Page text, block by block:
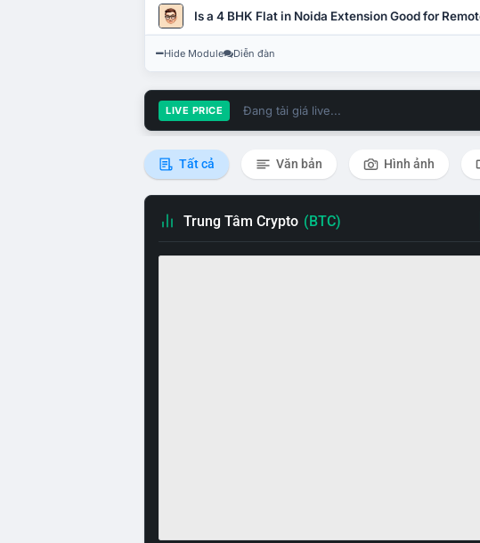
Is a 4 BHK Flat in Noida Extension Good for
Hide Module Diễn đàn
LIVE PRICE Đang tải giá live...
Tất cả Văn bản Hình ảnh
Trung Tâm Crypto (BTC)